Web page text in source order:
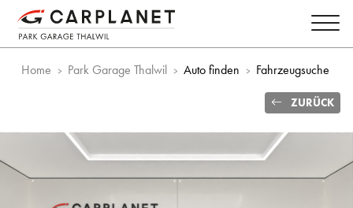
Home Park Garage Thalwil Auto finden Fahrzeugsuche
ZURÜCK